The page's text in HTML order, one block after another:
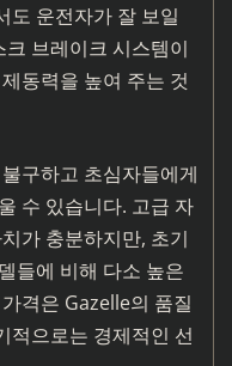
도 운전자가 잘 보일
브레이크 시스템이
동력을 높여 주는 것
구하고 초심자들에게
수 있습니다. 고급 자
가 충분하지만, 초기
들에 비해 다소 높은
격은 Gazelle의 품질
적으로는 경제적인 선